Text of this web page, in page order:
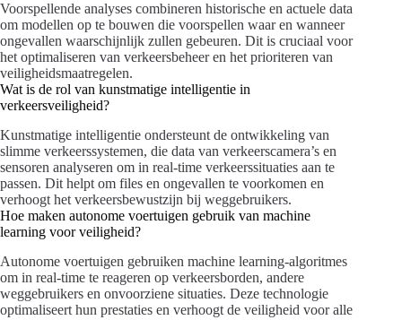
Voorspellende analyses combineren historische en actuele data
om modellen op te bouwen die voorspellen waar en wanneer
ongevallen waarschijnlijk zullen gebeuren. Dit is cruciaal voor
het optimaliseren van verkeersbeheer en het prioriteren van
veiligheidsmaatregelen.
Wat is de rol van kunstmatige intelligentie in
verkeersveiligheid?
Kunstmatige intelligentie ondersteunt de ontwikkeling van
slimme verkeerssystemen, die data van verkeerscamera’s en
sensoren analyseren om in real-time verkeerssituaties aan te
passen. Dit helpt om files en ongevallen te voorkomen en
verhoogt het verkeersbewustzijn bij weggebruikers.
Hoe maken autonome voertuigen gebruik van machine
learning voor veiligheid?
Autonome voertuigen gebruiken machine learning-algoritmes
om in real-time te reageren op verkeersborden, andere
weggebruikers en onvoorziene situaties. Deze technologie
optimaliseert hun prestaties en verhoogt de veiligheid voor alle